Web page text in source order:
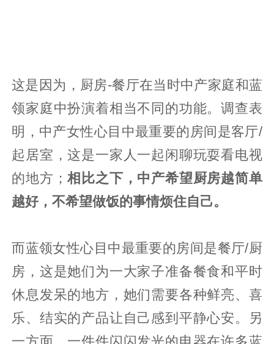
这是因为，厨房-餐厅在当时中产家庭和蓝
领家庭中扮演着相当不同的功能。调查表
明，中产女性心目中最重要的房间是客厅/
起居室，这是一家人一起闲聊玩耍看电视
的地方； 相比之下，中产希望厨房越简单
越好，不希望做饭的事情烦住自己。
而蓝领女性心目中最重要的房间是餐厅/厨
房，这是她们为一大家子准备餐食和平时
休息发呆的地方，她们需要各种鲜亮、喜
乐、结实的产品让自己感到平静心安。另